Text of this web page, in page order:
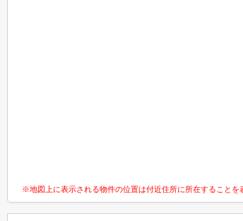
※地図上に表示される物件の位置は付近住所に所在することを